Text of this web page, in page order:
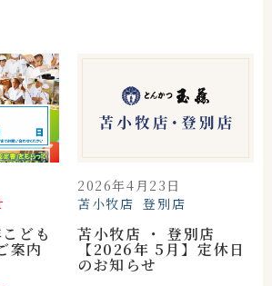
ども
案内
2026年4月23日
苫小牧店 登別店
苫小牧店 ・ 登別店
【2026年 5月】定休日
のお知らせ